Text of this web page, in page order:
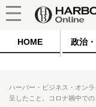
HOME 政治
ハーバー・ビジネス・オンラ
呈したこと。コロナ禍中で